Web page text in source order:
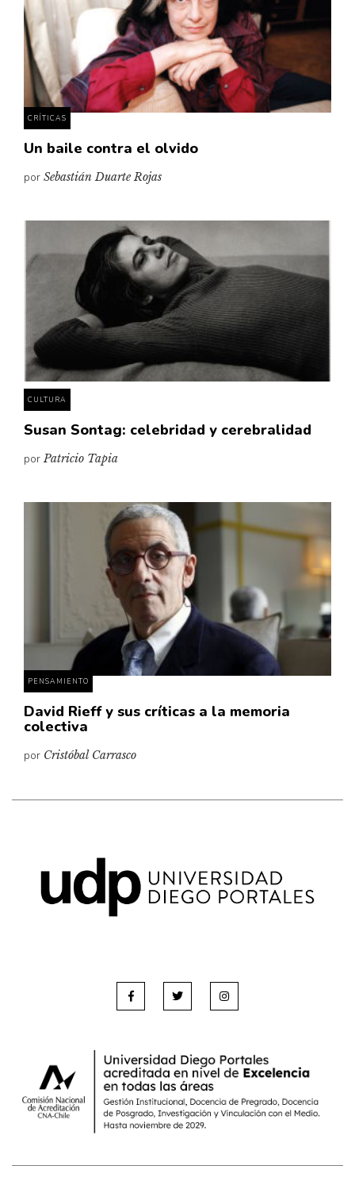
CRÍTICAS
Un baile contra el olvido
por Sebastián Duarte Rojas
CULTURA
Susan Sontag: celebridad y cerebralidad
porPatricio Tapia
PENSAMIENTO
David Rieff y sus críticas a la memoria
colectiva
por Cristóbal Carrasco